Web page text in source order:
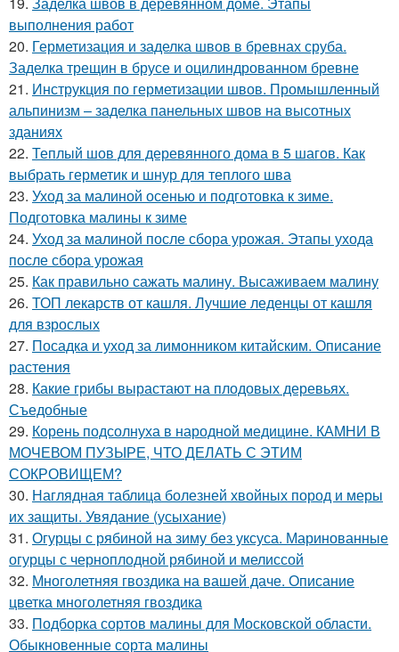
выполнения работ
20. Герметизация и заделка швов в бревнах сруба.
Заделка трещин в брусе и оцилиндрованном бревне
21. Инструкция по герметизации швов. Промышленный
альпинизм – заделка панельных швов на высотных
зданиях
22. Теплый шов для деревянного дома в 5 шагов. Как
выбрать герметик и шнур для теплого шва
23. Уход за малиной осенью и подготовка к зиме.
Подготовка малины к зиме
24. Уход за малиной после сбора урожая. Этапы ухода
после сбора урожая
25. Как правильно сажать малину. Высаживаем малину
26. ТОП лекарств от кашля. Лучшие леденцы от кашля
для взрослых
27. Посадка и уход за лимонником китайским. Описание
растения
28. Какие грибы вырастают на плодовых деревьях.
Съедобные
29. Корень подсолнуха в народной медицине. КАМНИ В
МОЧЕВОМ ПУЗЫРЕ, ЧТО ДЕЛАТЬ С ЭТИМ
СОКРОВИЩЕМ?
30. Наглядная таблица болезней хвойных пород и меры
их защиты. Увядание (усыхание)
31. Огурцы с рябиной на зиму без уксуса. Маринованные
огурцы с черноплодной рябиной и мелиссой
32. Многолетняя гвоздика на вашей даче. Описание
цветка многолетняя гвоздика
33. Подборка сортов малины для Московской области.
Обыкновенные сорта малины